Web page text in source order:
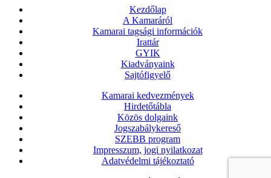
Kezdőlap
A Kamaráról
Kamarai tagsági információk
Irattár
GYIK
Kiadványaink
Sajtófigyelő
Kamarai kedvezmények
Hirdetőtábla
Közös dolgaink
Jogszabálykereső
SZEBB program
Impresszum, jogi nyilatkozat
Adatvédelmi tájékoztató